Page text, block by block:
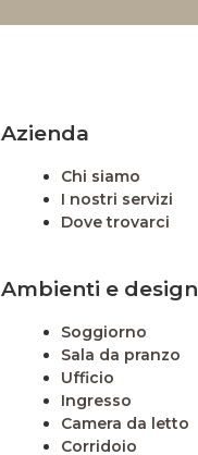
Azienda
Chi siamo
I nostri servizi
Dove trovarci
Ambienti e design
Soggiorno
Sala da pranzo
Ufficio
Ingresso
Camera da letto
Corridoio